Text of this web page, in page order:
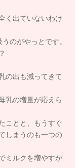
く出ていないわけ
のがやっとです。
の出も減ってきて
乳の増量が応えら
ことと、もうすぐ
しまうのも一つの
ミルクを増やすが